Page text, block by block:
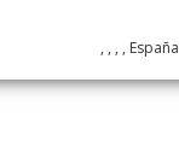
, , , ,